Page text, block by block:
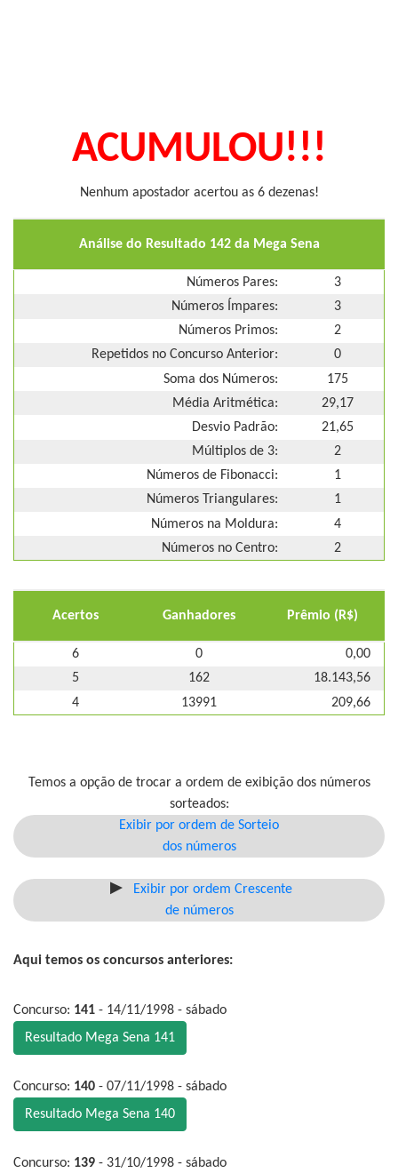
ACUMULOU!!!
Nenhum apostador acertou as 6 dezenas!
Análise do Resultado 142 da Mega Sena
Números Pares:
3
Números Ímpares:
3
Números Primos:
2
Repetidos no Concurso Anterior:
0
Soma dos Números:
175
Média Aritmética:
29,17
Desvio Padrão:
21,65
Múltiplos de 3:
2
Números de Fibonacci:
1
Números Triangulares:
1
Números na Moldura:
4
Números no Centro:
2
Acertos Ganhadores Prêmio (R$)
6 0
0,00
5
162
18.143,56
4
13991 209,66
Temos a opção de trocar a ordem de exibição dos números
sorteados:
Exibir por ordem de Sorteio
dos números
Exibir por ordem Crescente
de números
Aqui temos os concursos anteriores:
Concurso: 141 - 14/11/1998 - sábado
Resultado Mega Sena 141
Concurso: 140 - 07/11/1998 - sábado
Resultado Mega Sena 140
Concurso: 139 - 31/10/1998 - sábado